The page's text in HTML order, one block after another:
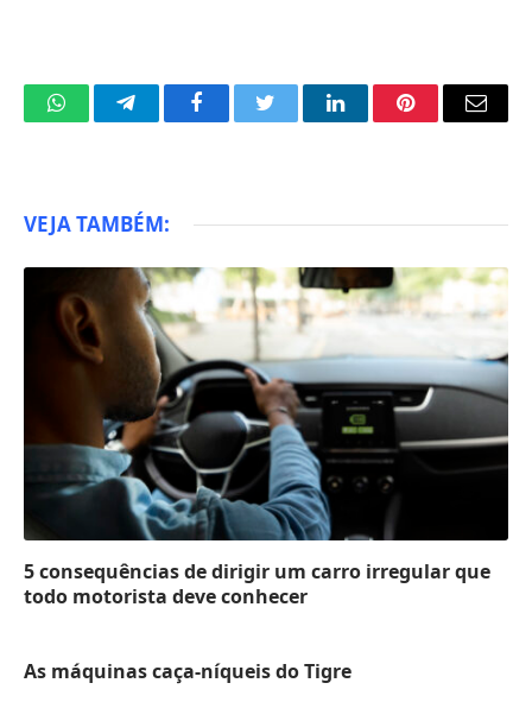
WhatsAppTelegramFacebookTwitter LinkedInPinterestEmail
VEJA TAMBÉM:
5 consequências de dirigir um carro irregular que
todo motorista deve conhecer
As máquinas caça-níqueis do Tigre